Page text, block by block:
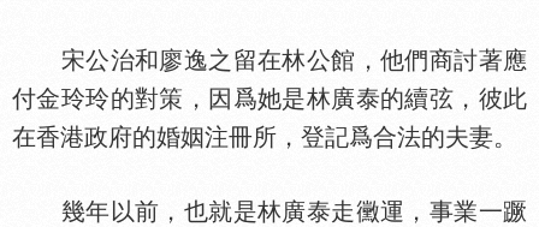
宋公治和廖逸之留在林公館，他們商討著應
付金玲玲的對策，因爲她是林廣泰的續弦，彼此
在香港政府的婚姻注冊所，登記爲合法的夫妻。
幾年以前，也就是林廣泰走黴運，事業一蹶